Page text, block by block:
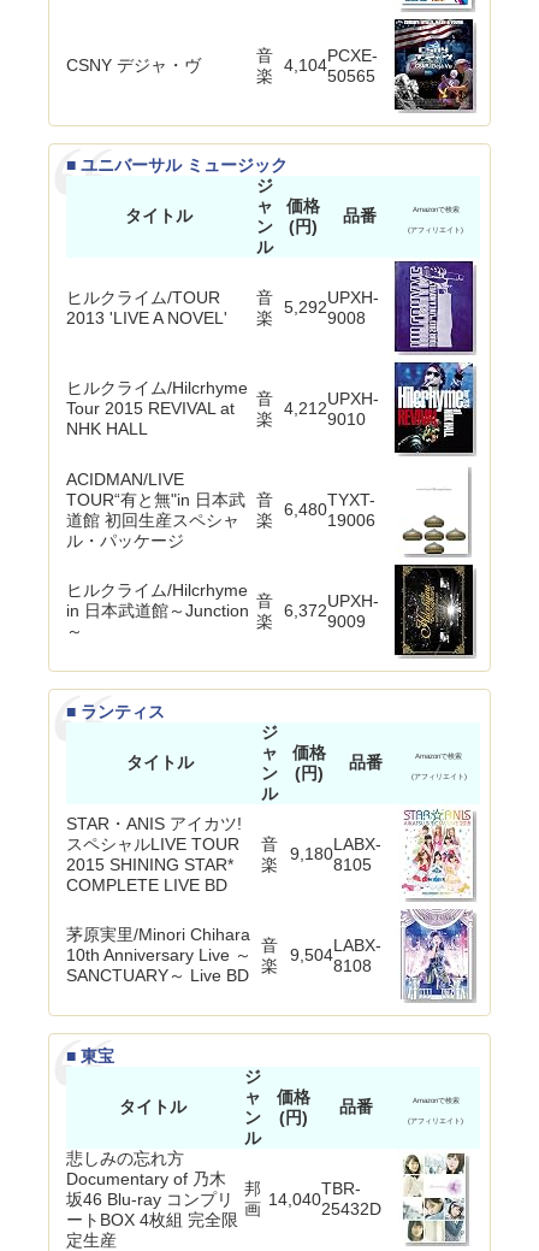
CSNY デジャ・ヴ
音
楽
4,104PCXE-
50565
■ ユニバーサル ミュージック
タイトル
ジ
ャ
ン
ル
価格
(円)
品番 Amazonで検索
(アフィリエイト)
ヒルクライム/TOUR
2013 'LIVE A NOVEL'
音
楽
5,292UPXH-
9008
ヒルクライム/Hilcrhyme
Tour 2015 REVIVAL at
NHK HALL
音
楽
4,212UPXH-
9010
ACIDMAN/LIVE
TOUR“有と無"in 日本武
道館 初回生産スペシャ
ル・パッケージ
音
楽
6,480TYXT-
19006
ヒルクライム/Hilcrhyme
in 日本武道館～Junction
～
音
楽
6,372UPXH-
9009
■ ランティス
タイトル
ジ
ャ
ン
ル
価格
(円)
品番 Amazonで検索
(アフィリエイト)
STAR・ANIS アイカツ!
スペシャルLIVE TOUR
2015 SHINING STAR*
COMPLETE LIVE BD
音
楽
9,180LABX-
8105
茅原実里/Minori Chihara
10th Anniversary Live ～
SANCTUARY～ Live BD
音
楽
9,504LABX-
8108
■ 東宝
タイトル
ジ
ャ
ン
ル
価格
(円)
品番 Amazonで検索
(アフィリエイト)
悲しみの忘れ方
Documentary of 乃木
坂46 Blu-ray コンプリ
ートBOX 4枚組 完全限
定生産
邦
画 14,040
TBR-
25432D